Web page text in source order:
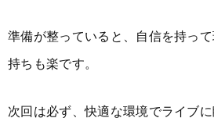
準備が整っていると、自信を持っ
持ちも楽です。
次回は必ず、快適な環境でライブに